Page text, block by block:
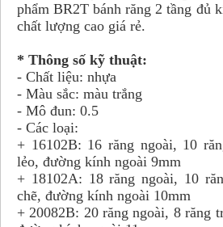
phẩm BR2T bánh răng 2 tầng đủ
chất lượng cao giá rẻ.
* Thông số kỹ thuật:
- Chất liệu: nhựa
- Màu sắc: màu trắng
- Mô đun: 0.5
- Các loại:
+ 16102B: 16 răng ngoài, 10
lẻo, đường kính ngoài 9mm
+ 18102A: 18 răng ngoài, 10
chẽ, đường kính ngoài 10mm
+ 20082B: 20 răng ngoài, 8 răng